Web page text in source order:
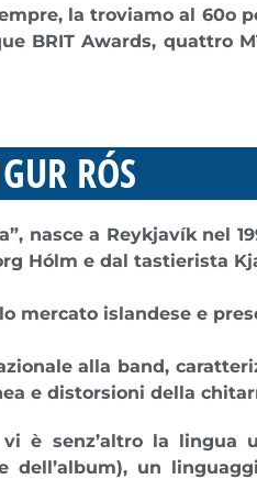
la troviamo al 60o
BRIT Awards, quattro
RÓS
”, nasce a Reykjavík nel
Hólm e dal tastierista
mercato islandese e
alla band,
e distorsioni della
è senz’altro la lingua
dell’album), un